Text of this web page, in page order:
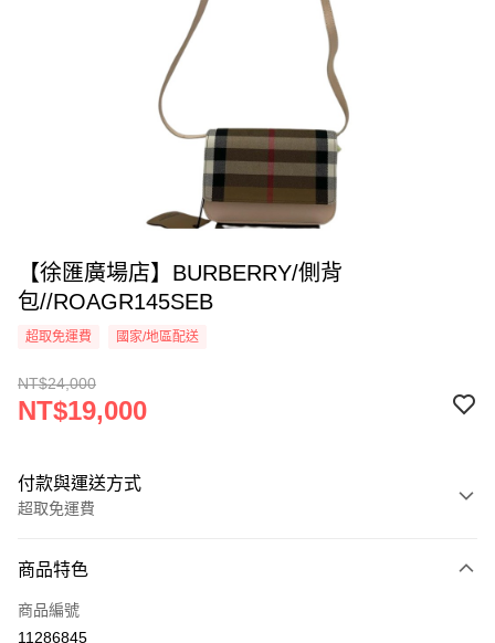
【徐匯廣場店】BURBERRY/側背
包//ROAGR145SEB
超取免運費 國家/地區配送
NT$24,000
NT$19,000
付款與運送方式
超取免運費
信用卡一次付款
超商取貨付款
商品特色
商品編號
11286845